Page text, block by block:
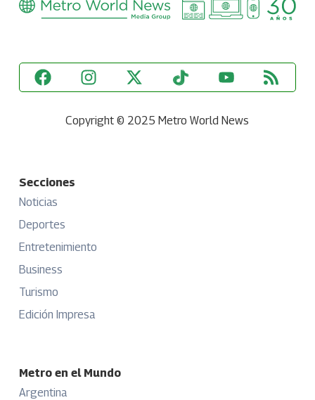
Copyright © 2025 Metro World News
Secciones
Noticias
Deportes
Entretenimiento
Business
Turismo
Edición Impresa
Metro en el Mundo
Argentina